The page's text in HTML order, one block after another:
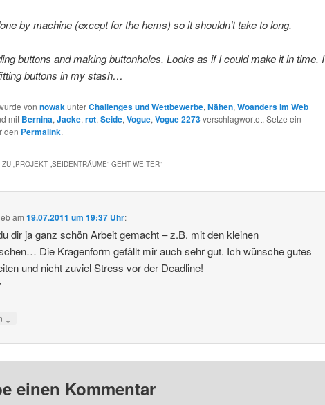
by machine (except for the hems) so it shouldn’t take to long.
buttons and making buttonholes. Looks as if I could make it in time. I
buttons in my stash…
von nowakunterChallenges und Wettbewerbe, Nähen, Woanders im Web
mit Bernina, Jacke, rot, Seide, Vogue, Vogue 2273verschlagwortet. Setze ein
den Permalink.
„ PROJEKT „SEIDENTRÄUME“ GEHT WEITER“
am19.07.2011 um 19:37 Uhr:
dir ja ganz schön Arbeit gemacht – z.B. mit den kleinen
Die Kragenform gefällt mir auch sehr gut. Ich wünsche gutes
und nicht zuviel Stress vor der Deadline!
↓
einen Kommentar